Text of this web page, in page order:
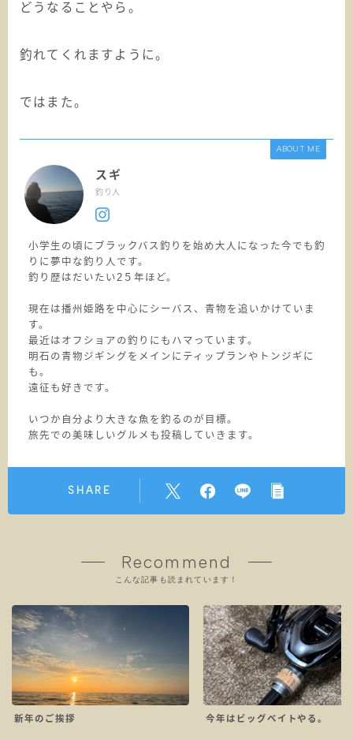
どうなることやら。
釣れてくれますように。
ではまた。
ABOUT ME
スギ
釣り人
小学生の頃にブラックバス釣りを始め大人になった今でも釣
りに夢中な釣り人です。
釣り歴はだいたい2５年ほど。
現在は播州姫路を中心にシーバス、青物を追いかけていま
す。
最近はオフショアの釣りにもハマっています。
明石の青物ジギングをメインにティップランやトンジギに
も。
遠征も好きです。
いつか自分より大きな魚を釣るのが目標。
旅先での美味しいグルメも投稿していきます。
SHARE
Recommend
こんな記事も読まれています！
新年のご挨拶 今年はビッグベイトやる。